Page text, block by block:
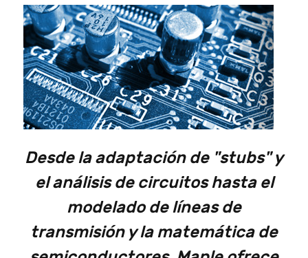
Desde la adaptación de "stubs" y
el análisis de circuitos hasta el
modelado de líneas de
transmisión y la matemática de